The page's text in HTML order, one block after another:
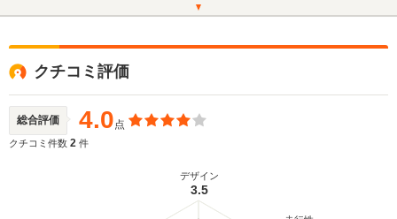
クチコミ評価
総合評価 4.0点
クチコミ件数 2 件
デザイン
3.5